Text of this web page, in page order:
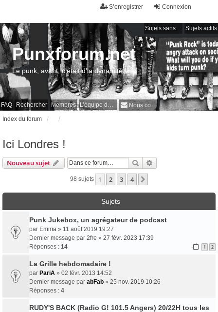
Connexion
S’enregistrer
Sujets sans réponse Sujets actifs
FAQ Rechercher Membres L’équipe du forum Nous contacter
Punxforum.net
Le punk, avant, c'était d'la dynamite !
Index du forum
Ici Londres !
Nouveau sujet Rechercher
98 sujets 1 2 3 4
Sujets
Punk Jukebox, un agrégateur de podcast
par Emma » 11 août 2019 19:27
Dernier message par 2fre » 27 févr. 2023 17:39
Réponses : 14 1 2
La Grille hebdomadaire !
par PariA » 02 févr. 2013 14:52
Dernier message par abFab » 25 nov. 2019 10:26
Réponses : 4
RUDY'S BACK (Radio G! 101.5 Angers) 20/22H tous les